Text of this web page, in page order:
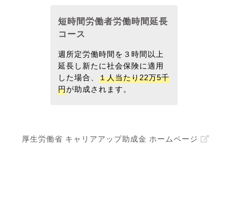
短時間労働者労働時間延長
コース
週所定労働時間を３時間以上
延長し新たに社会保険に適用
した場合、 １人当たり22万5千
円が助成されます。
厚生労働省 キャリアアップ助成金 ホームページ